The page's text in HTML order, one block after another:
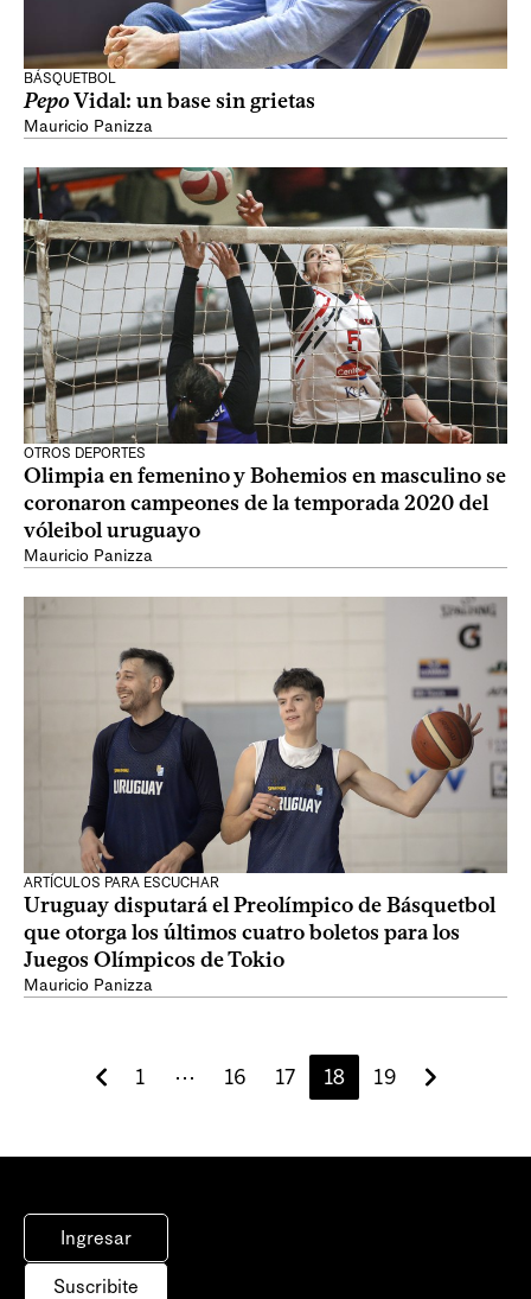
BÁSQUETBOL
PepoVidal: un base sin grietas
Mauricio Panizza
OTROS DEPORTES
Olimpia en femenino y Bohemios en masculino se
coronaron campeones de la temporada 2020 del
vóleibol uruguayo
Mauricio Panizza
ARTÍCULOS PARA ESCUCHAR
Uruguay disputará el Preolímpico de Básquetbol
que otorga los últimos cuatro boletos para los
Juegos Olímpicos de Tokio
Mauricio Panizza
1 ⋯ 16 17 18 19
Ingresar
Suscribite